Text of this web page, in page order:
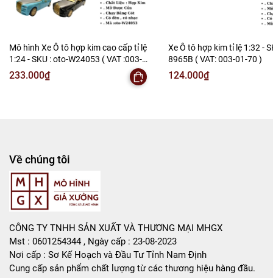
---------------------------------------------------------------------
- Mô Hình Giá Xưởng
Tổng kho mô hình
Rất mong hợp tác với các Shop và các Cộng Tác Viên
Mô hình Xe Ô tô hợp kim cao cấp tỉ lệ
1:24 - SKU : oto-W24053 ( VAT :003-
01-150 )
233.000₫
Xe Ô tô hợp kim tỉ lệ 1:32 -
8965B ( VAT: 003-01-70 )
124.000₫
Về chúng tôi
CÔNG TY TNHH SẢN XUẤT VÀ THƯƠNG MẠI MHGX
Mst : 0601254344 , Ngày cấp : 23-08-2023
Nơi cấp : Sơ Kế Hoạch và Đầu Tư Tỉnh Nam Định
Cung cấp sản phẩm chất lượng từ các thương hiệu hàng đầu.